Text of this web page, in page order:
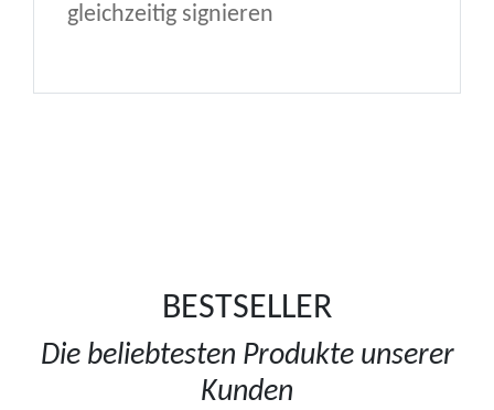
gleichzeitig signieren
BESTSELLER
Die beliebtesten Produkte unserer
Kunden